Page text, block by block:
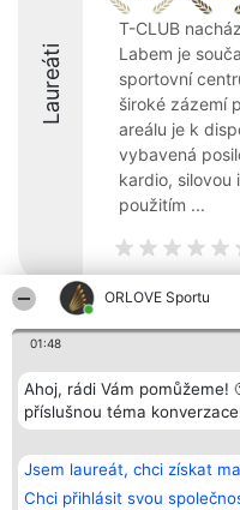
ORLOVE Sportu
01:48
Ahoj, rádi Vám pomůžeme!
příslušnou téma
Jsem laureát, chci získat
Chci přihlásit svou
Laureáti
T-CLUB
Labem je
sportovní
široké zázemí
areálu je k
vybavená
kardio, silovou
použitím ...
Organizátor hlasování
Bright Side Solutions sp. z o.
o. sp. k.
ul. Ruska 22
Wrocław 50-079
KRS 0000749100 | Regon